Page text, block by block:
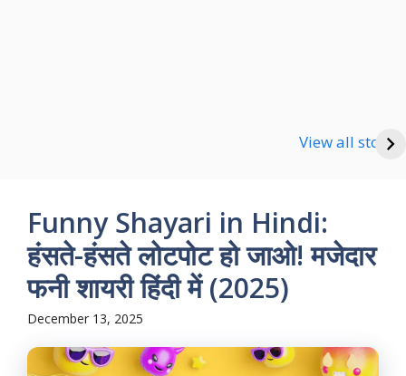
View all stories
Good Night Shayari
Funny Shayari in Hindi:
हंसते-हंसते लोटपोट हो जाओ! मजेदार
फनी शायरी हिंदी में (2025)
December 13, 2025